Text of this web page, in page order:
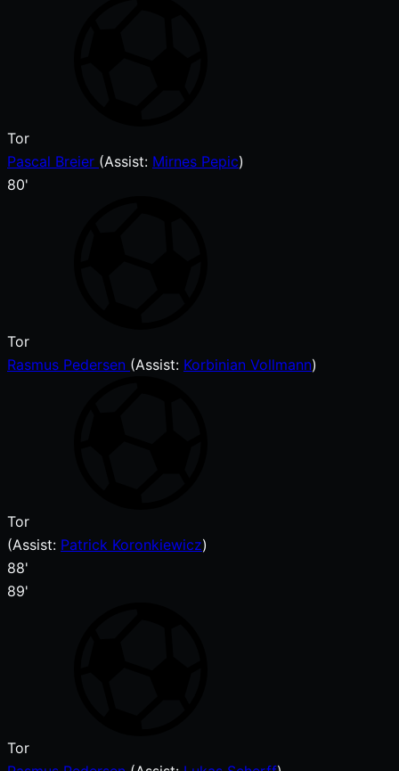
Tor
Pascal Breier (Assist: Mirnes Pepic)
80'
Tor
Rasmus Pedersen (Assist: Korbinian Vollmann)
Tor
(Assist: Patrick Koronkiewicz)
88'
89'
Tor